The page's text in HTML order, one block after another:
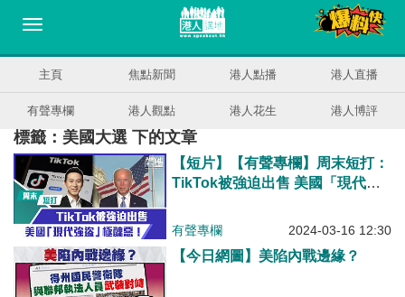
主頁 焦點新聞 港人點播 港人直播
有聲專欄 港人觀點 港人花生 港人博評
標籤：美國大選 下的文章
【短片】【有聲專欄】周末短打：
TikTok被強迫出售 美國「現代強
有聲專欄 2024-03-16 12:30
【今日網圖】美陷內戰邊緣？